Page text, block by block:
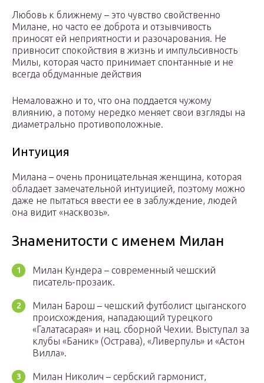
Любовь к ближнему – это чувство свойственно
Милане, но часто ее доброта и отзывчивость
приносят ей неприятности и разочарования. Не
привносит спокойствия в жизнь и импульсивность
Милы, которая часто принимает спонтанные и не
всегда обдуманные действия
Немаловажно и то, что она поддается чужому
влиянию, а потому нередко меняет свои взгляды на
диаметрально противоположные.
Интуиция
Милана – очень проницательная женщина, которая
обладает замечательной интуицией, поэтому можно
даже не пытаться ввести ее в заблуждение, людей
она видит «насквозь».
Знаменитости с именем Милан
Милан Кундера – современный чешский
писатель-прозаик.
Милан Барош – чешский футболист цыганского
происхождения, нападающий турецкого
«Галатасарая» и нац. сборной Чехии. Выступал за
клубы «Баник» (Острава), «Ливерпуль» и «Астон
Вилла».
Милан Николич – сербский гармонист,